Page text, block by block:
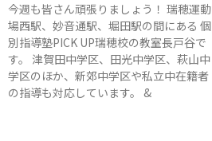
今週も皆さん頑張りましょう！ 瑞穂運動
場西駅、妙音通駅、堀田駅の間にある 個
別指導塾PICK UP瑞穂校の教室長戸谷で
す。 津賀田中学区、田光中学区、萩山中
学区のほか、新郊中学区や私立中在籍者
の指導も対応しています。 &